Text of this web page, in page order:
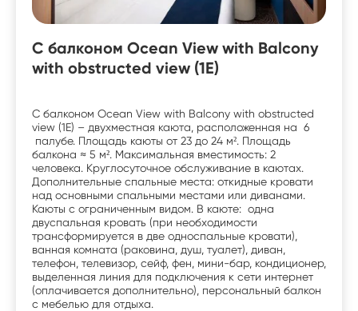
С балконом Ocean View with Balcony
with obstructed view (1E)
С балконом Ocean View with Balcony with obstructed
view (1E) – двухместная каюта, расположенная на 6
палубе. Площадь каюты от 23 до 24 м². Площадь
балкона ≈ 5 м². Максимальная вместимость: 2
человека. Круглосуточное обслуживание в каютах.
Дополнительные спальные места: откидные кровати
над основными спальными местами или диванами.
Каюты с ограниченным видом. В каюте: одна
двуспальная кровать (при необходимости
трансформируется в две односпальные кровати),
ванная комната (раковина, душ, туалет), диван,
телефон, телевизор, сейф, фен, мини-бар, кондиционер,
выделенная линия для подключения к сети интернет
(оплачивается дополнительно), персональный балкон
с мебелью для отдыха.